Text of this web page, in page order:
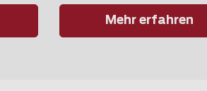
Mehr erfahren